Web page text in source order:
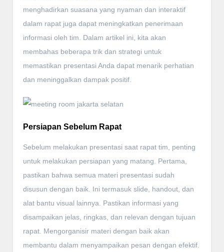
menghadirkan suasana yang nyaman dan interaktif
dalam rapat juga dapat meningkatkan penerimaan
informasi oleh tim. Dalam artikel ini, kita akan
membahas beberapa trik dan strategi untuk
memastikan presentasi Anda dapat menarik perhatian
dan meninggalkan dampak positif.
Persiapan Sebelum Rapat
Sebelum melakukan presentasi saat rapat tim, penting
untuk melakukan persiapan yang matang. Pertama,
pastikan bahwa semua materi presentasi sudah
disusun dengan baik. Ini termasuk slide, handout, dan
alat bantu visual lainnya. Pastikan informasi yang
disampaikan jelas, ringkas, dan relevan dengan tujuan
rapat. Mengorganisir materi dengan baik akan
membantu dalam menyampaikan pesan dengan efektif.